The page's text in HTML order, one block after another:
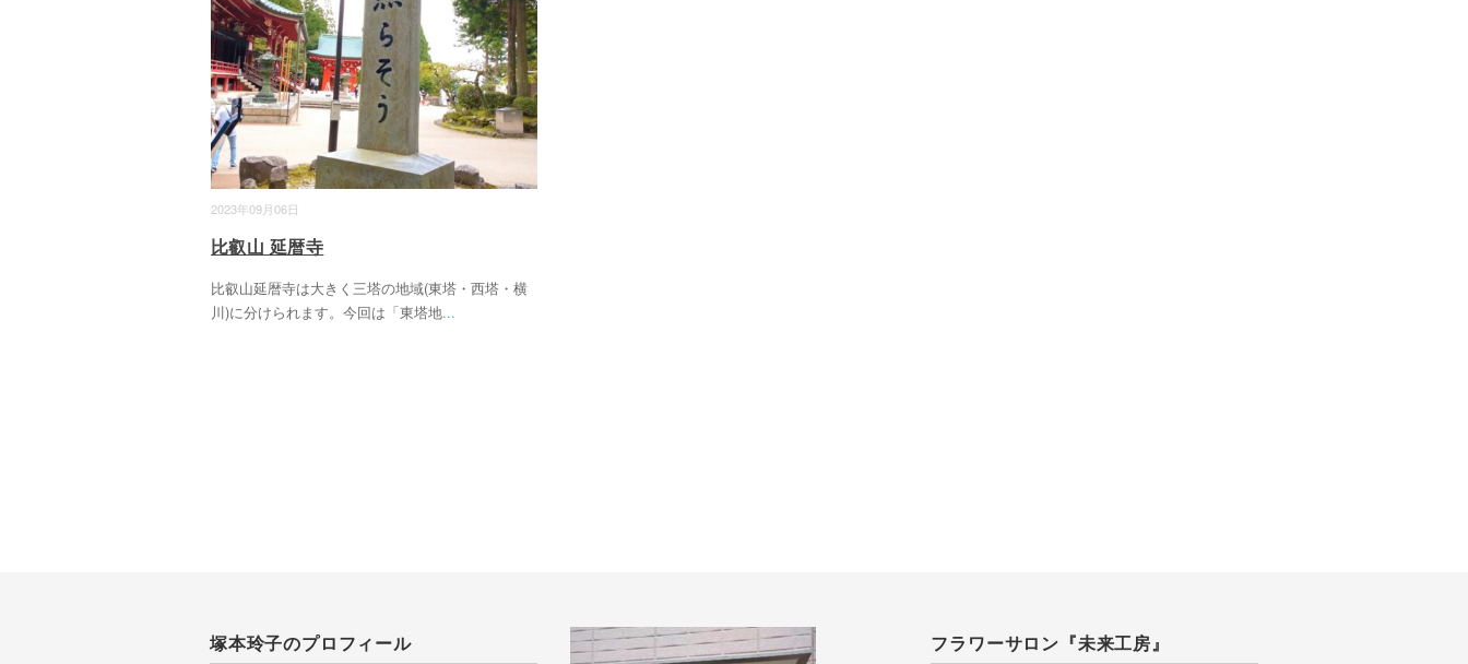
2023年09月06日
比叡山 延暦寺
比叡山延暦寺は大きく三塔の地域(東塔・西塔・横
川)に分けられます。今回は「東塔地...
塚本玲子のプロフィール フラワーサロン『未来工房』